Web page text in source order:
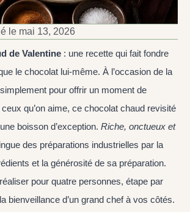
le mai 13, 2026
de Valentine : une recette qui fait fondre
le chocolat lui-même. À l’occasion de la
pour offrir un moment de
qu’on aime, ce chocolat chaud revisité
boisson d’exception. Riche, onctueux et
des préparations industrielles par la
et la générosité de sa préparation.
pour quatre personnes, étape par
bienveillance d’un grand chef à vos côtés.